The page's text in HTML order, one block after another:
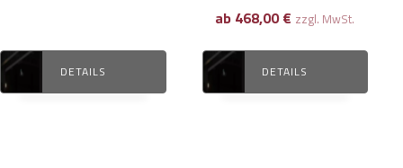
DETAILS
ab 468,00€ zzgl. MwSt.
DETAILS